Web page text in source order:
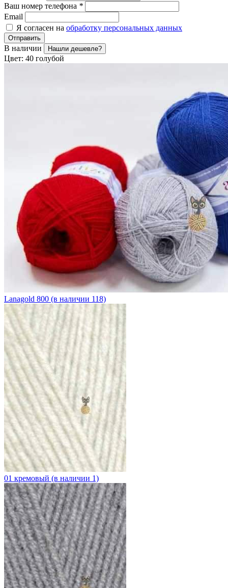
Ваш номер телефона *
Email
Я согласен на обработку персональных данных
Отправить
В наличии Нашли дешевле?
Цвет: 40 голубой
Lanagold 800 (в наличии 118)
01 кремовый (в наличии 1)